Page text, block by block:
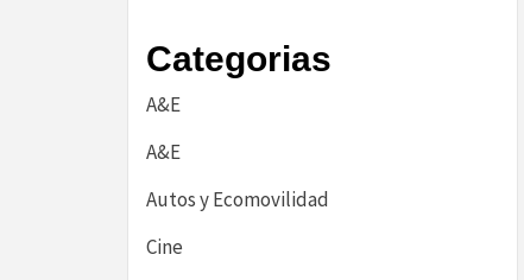
Categorias
A&E
A&E
Autos y Ecomovilidad
Cine